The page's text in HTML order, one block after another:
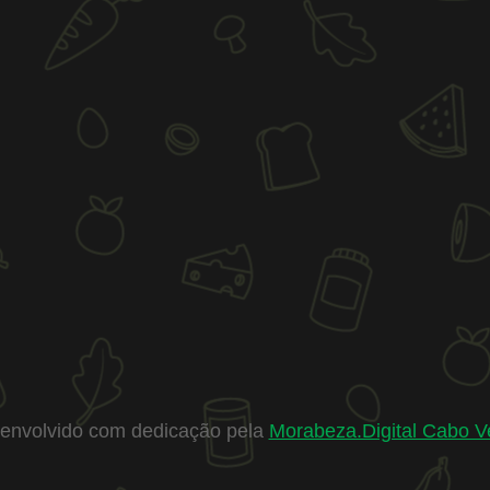
com dedicação pela Morabeza.Digital Cabo